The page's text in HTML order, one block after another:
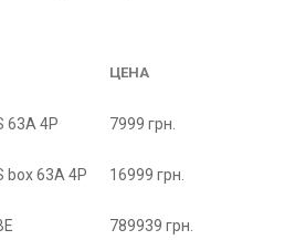
ЦЕНА
63A 4P 7999 грн.
box 63A 4P 16999 грн.
789939 грн.